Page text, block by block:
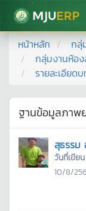
มหาวิทยาลัยแม่โจ้
หน้าหลัก
กลุ่
กลุ่มงานห้อ
รายละเอียด
ฐานข้อมูลภาพ
สุธรรม
วันที่เขียน
10/8/